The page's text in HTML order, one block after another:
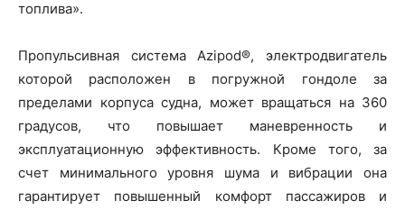
топлива».
Пропульсивная система Azipod®, электродвигатель
которой расположен в погружной гондоле за
пределами корпуса судна, может вращаться на 360
градусов, что повышает маневренность и
эксплуатационную эффективность. Кроме того, за
счет минимального уровня шума и вибрации она
гарантирует повышенный комфорт пассажиров и